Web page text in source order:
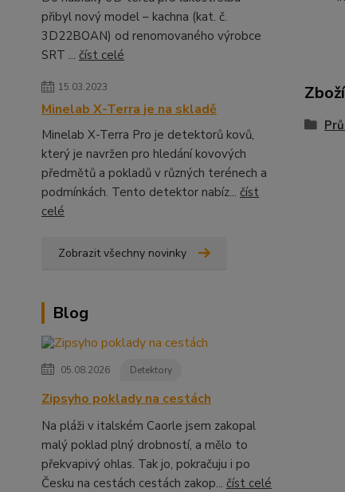
přibyl nový model – kachna (kat. č.
3D22BOAN) od renomovaného výrobce
SRT ... číst celé
15.03.2023
Minelab X-Terra je na skladě
Minelab X-Terra Pro je detektorů kovů,
který je navržen pro hledání kovových
předmětů a pokladů v různých terénech a
podmínkách. Tento detektor nabíz... číst
celé
Zobrazit všechny novinky
Blog
05.08.2026 Detektory
Zipsyho poklady na cestách
Na pláži v italském Caorle jsem zakopal
malý poklad plný drobností, a mělo to
překvapivý ohlas. Tak jo, pokračuju i po
Česku na cestách cestách zakop... číst celé